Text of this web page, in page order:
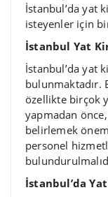
İstanbul’da yat
isteyenler için
İstanbul Yat
İstanbul’da yat
bulunmaktadır.
özellikte birçok
yapmadan
belirlemek
personel
İstanbul’da